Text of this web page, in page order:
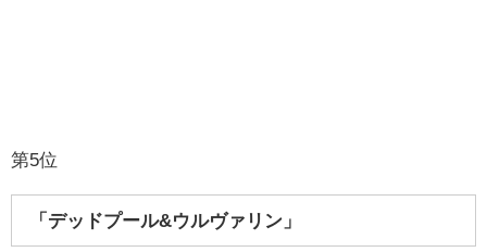
第5位
「デッドプール&ウルヴァリン」